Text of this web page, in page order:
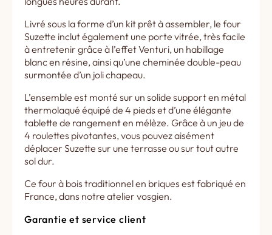
Livré sous la forme d’un kit prêt à assembler, le four
Suzette inclut également une porte vitrée, très facile
à entretenir grâce à l’effet Venturi, un habillage
blanc en résine, ainsi qu’une cheminée double-peau
surmontée d’un joli chapeau.
L’ensemble est monté sur un solide support en métal
thermolaqué équipé de 4 pieds et d’une élégante
tablette de rangement en mélèze. Grâce à un jeu de
4 roulettes pivotantes, vous pouvez aisément
déplacer Suzette sur une terrasse ou sur tout autre
sol dur.
Ce four à bois traditionnel en briques est fabriqué en
France, dans notre atelier vosgien.
Garantie et service client